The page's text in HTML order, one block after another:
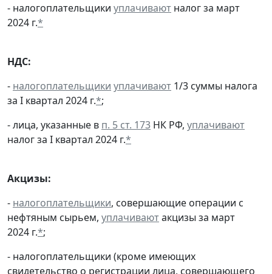
- налогоплательщики уплачивают налог за март
2024 г.*
НДС:
- налогоплательщики уплачивают 1/3 суммы налога
за I квартал 2024 г.*;
- лица, указанные в п. 5 ст. 173 НК РФ, уплачивают
налог за I квартал 2024 г.*
Акцизы:
- налогоплательщики, совершающие операции с
нефтяным сырьем, уплачиваютакцизы за март
2024 г.*;
- налогоплательщики (кроме имеющих
свидетельство о регистрации лица, совершающего